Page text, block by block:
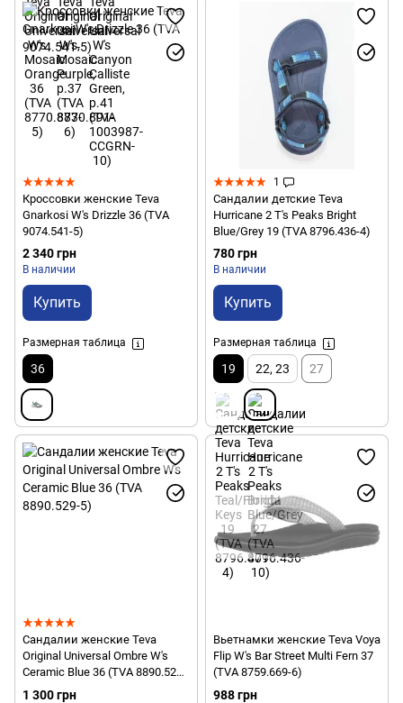
Кроссовки женские Teva
Gnarkosi W's Drizzle 36 (TVA
9074.541-5)
2 340 грн
В наличии
Купить
Размерная таблица
36
1
Сандалии детские Teva
Hurricane 2 T's Peaks Bright
Blue/Grey 19 (TVA 8796.436-4)
780 грн
В наличии
Купить
Размерная таблица
19 22, 23 27
Сандалии женские Teva
Original Universal Ombre W's
Ceramic Blue 36 (TVA 8890.529-
5)
1 300 грн
Вьетнамки женские Teva Voya
Flip W's Bar Street Multi Fern 37
(TVA 8759.669-6)
988 грн